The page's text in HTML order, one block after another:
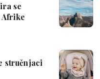
se
Afrike
stručnjaci